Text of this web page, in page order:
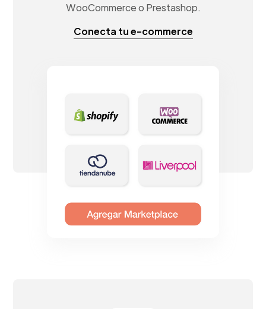
WooCommerce o Prestashop.
Conecta tu e-commerce